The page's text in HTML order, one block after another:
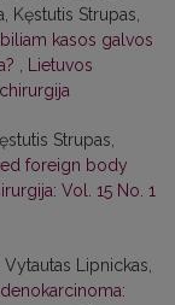
Kęstutis Strupas,
kasos galvos
Lietuvos
Strupas,
foreign body
Vol. 15 No. 1
Lipnickas,